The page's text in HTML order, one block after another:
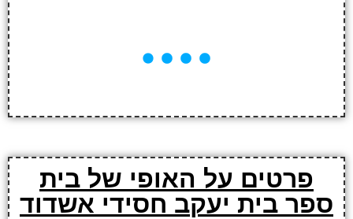
פרטים על האופי של בית
ספר בית יעקב חסידי אשדוד